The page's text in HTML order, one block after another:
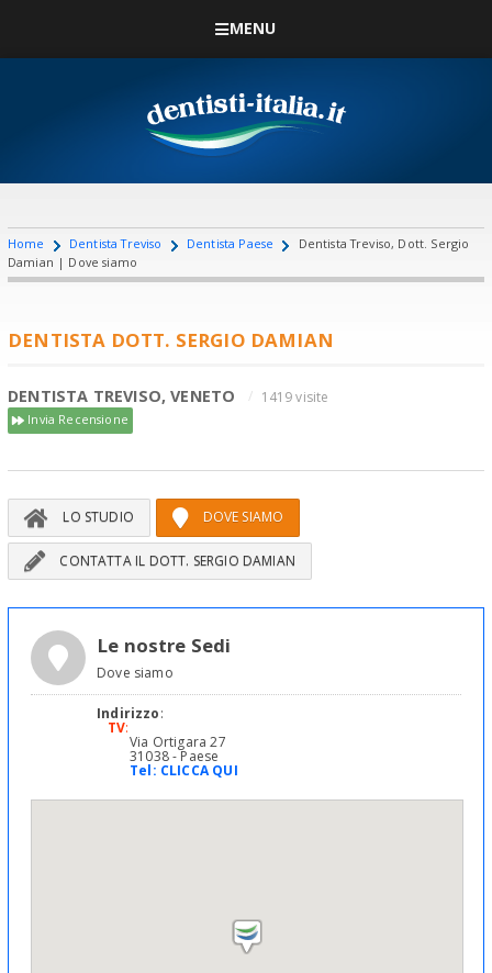
MENU
Home Dentista Treviso Dentista Paese
Dentista Treviso, Dott. Sergio
Damian | Dove siamo
DENTISTA DOTT. SERGIO DAMIAN
DENTISTA TREVISO, VENETO 1419 visite
Invia Recensione
LO STUDIO DOVE SIAMO
CONTATTA IL DOTT. SERGIO DAMIAN
Le nostre Sedi
Dove siamo
Indirizzo:
TV:
Via Ortigara 27
31038 - Paese
Tel: CLICCA QUI